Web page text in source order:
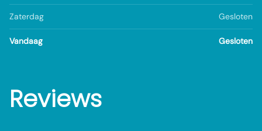
Zaterdag Gesloten
Vandaag Gesloten
Reviews